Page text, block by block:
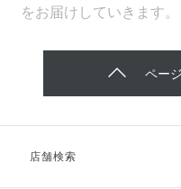
をお届けしていきます。
ペー
店舗検索